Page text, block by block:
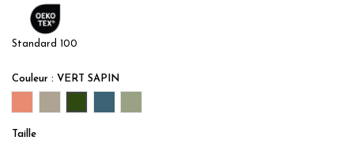
Standard 100
Couleur : VERT SAPIN
Taille